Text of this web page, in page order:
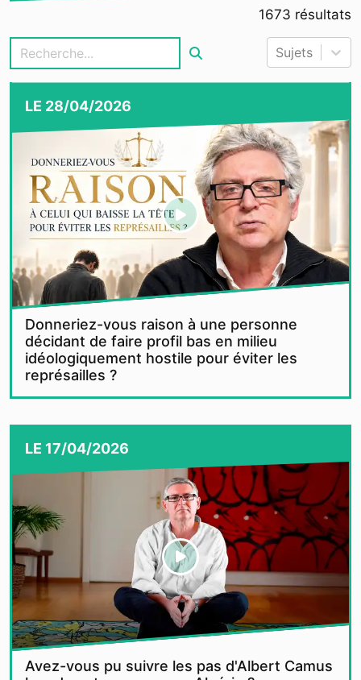
1673 résultats
Sujets
LE 28/04/2026
Donneriez-vous raison à une personne
décidant de faire profil bas en milieu
idéologiquement hostile pour éviter les
représailles ?
LE 17/04/2026
Avez-vous pu suivre les pas d'Albert Camus